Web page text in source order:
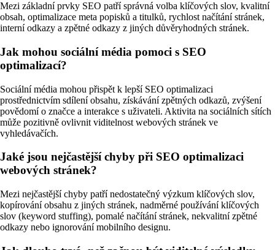
Mezi základní prvky SEO patří správná volba klíčových slov, kvalitní
obsah, optimalizace meta popisků a titulků, rychlost načítání stránek,
interní odkazy a zpětné odkazy z jiných důvěryhodných stránek.
Jak mohou sociální média pomoci s SEO
optimalizací?
Sociální média mohou přispět k lepší SEO optimalizaci
prostřednictvím sdílení obsahu, získávání zpětných odkazů, zvýšení
povědomí o značce a interakce s uživateli. Aktivita na sociálních sítích
může pozitivně ovlivnit viditelnost webových stránek ve
vyhledávačích.
Jaké jsou nejčastější chyby při SEO optimalizaci
webových stránek?
Mezi nejčastější chyby patří nedostatečný výzkum klíčových slov,
kopírování obsahu z jiných stránek, nadměrné používání klíčových
slov (keyword stuffing), pomalé načítání stránek, nekvalitní zpětné
odkazy nebo ignorování mobilního designu.